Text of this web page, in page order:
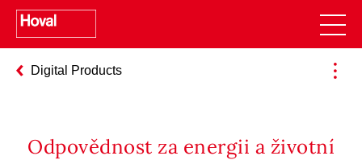
Digital Products
Odpovědnost za energii a životní